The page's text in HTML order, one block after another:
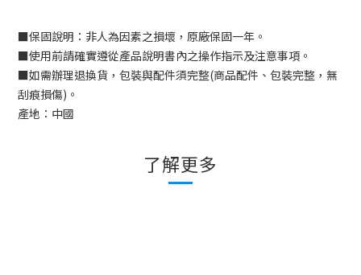
■保固說明：非人為因素之損壞，原廠保固一年。
■使用前請確實遵從產品說明書內之操作指示及注意事項。
■如需辦理退換貨，包裝與配件須完整(商品配件、包裝完整，無
刮痕損傷) 。
產地：中國
了解更多